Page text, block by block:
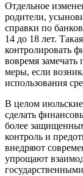
Отдельное
родители,
справки по
14 до 18 лет.
контролировать
вовремя
меры, если
использования
В целом
сделать
более
контроль и
внедряют
упрощают